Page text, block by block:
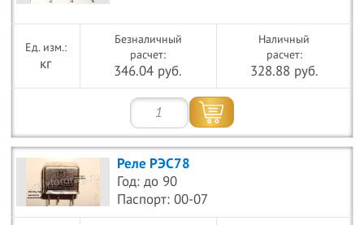
кг
Безналичный
расчет:
346.04 руб.
Наличный
расчет:
328.88 руб.
Реле РЭС78
Год: до 90
Паспорт: 00-07